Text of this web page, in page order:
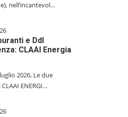
nell’incantevol…
e Ddl
CLAAI Energia
2026, Le due
ENERGI…